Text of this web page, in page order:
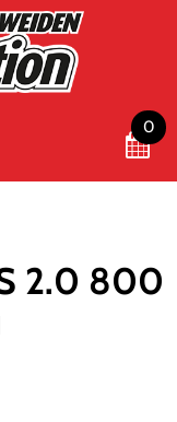
0
2.0 800